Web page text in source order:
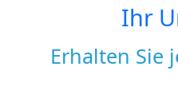
Ihr
Erhalten Sie